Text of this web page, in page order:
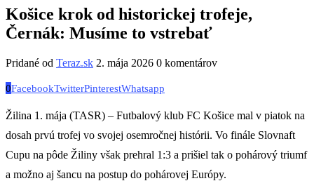
Košice krok od historickej trofeje,
Černák: Musíme to vstrebať
Pridané od Teraz.sk 2. mája 2026 0 komentárov
0FacebookTwitterPinterestWhatsapp
Žilina 1. mája (TASR) – Futbalový klub FC Košice mal v piatok na
dosah prvú trofej vo svojej osemročnej histórii. Vo finále Slovnaft
Cupu na pôde Žiliny však prehral 1:3 a prišiel tak o pohárový triumf
a možno aj šancu na postup do pohárovej Európy.